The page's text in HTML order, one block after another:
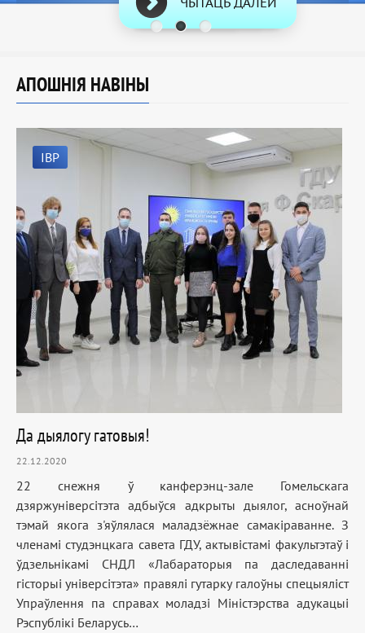
АПОШНІЯ НАВІНЫ
IВР
Да дыялогу гатовыя!
22.12.2020
22 снежня ў канферэнц-зале Гомельскага
дзяржуніверсітэта адбыўся адкрыты дыялог, асноўнай
тэмай якога з'яўлялася маладзёжнае самакіраванне. З
членамі студэнцкага савета ГДУ, актывістамі факультэтаў і
ўдзельнікамі СНДЛ «Лабараторыя па даследаванні
гісторыі універсітэта» правялі гутарку галоўны спецыяліст
Упраўлення па справах моладзі Міністэрства адукацыі
Рэспублікі Беларусь…